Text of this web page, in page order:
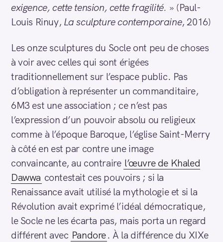
exigence, cette tension, cette fragilité. » (Paul-
Louis Rinuy, La sculpture contemporaine, 2016)
Les onze sculptures du Socle ont peu de choses
à voir avec celles qui sont érigées
traditionnellement sur l’espace public. Pas
d’obligation à représenter un commanditaire,
6M3 est une association ; ce n’est pas
l’expression d’un pouvoir absolu ou religieux
comme à l’époque Baroque, l’église Saint-Merry
à côté en est par contre une image
convaincante, au contraire l’œuvre de Khaled
Dawwa contestait ces pouvoirs ; si la
Renaissance avait utilisé la mythologie et si la
Révolution avait exprimé l’idéal démocratique,
le Socle ne les écarta pas, mais porta un regard
différent avec Pandore. À la différence du XIXe